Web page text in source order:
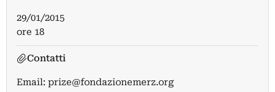
29/01/2015
ore 18
Contatti
Email: prize@fondazionemerz.org